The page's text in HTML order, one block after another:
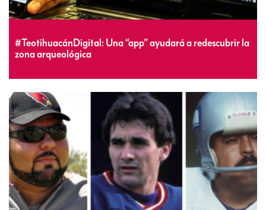
#TeotihuacánDigital: Una “app” ayudará a redescubrir la
zona arqueológica